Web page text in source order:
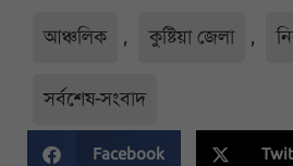
আঞ্চলিক , কুষ্টিয়া জেলা ,
সর্বশেষ-সংবাদ
Facebook